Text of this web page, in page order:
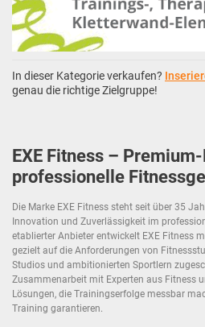
In dieser Kategorie verkaufen?
genau die richtige Zielgruppe!
EXE Fitness –
professionelle
Die Marke EXE Fitness steht seit über 35
Innovation und Zuverlässigkeit im
etablierter Anbieter entwickelt EXE Fitness
gezielt auf die Anforderungen von
Studios und ambitionierten Sportlern
Zusammenarbeit mit Experten aus Fitness
Lösungen, die Trainingserfolge messbar
Training garantieren.